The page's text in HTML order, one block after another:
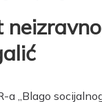
a „Blago